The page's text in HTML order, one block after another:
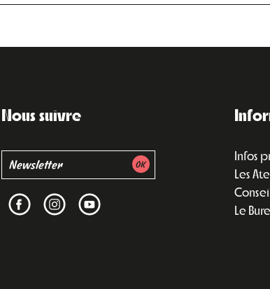
Nous suivre
Infos
Les
Le